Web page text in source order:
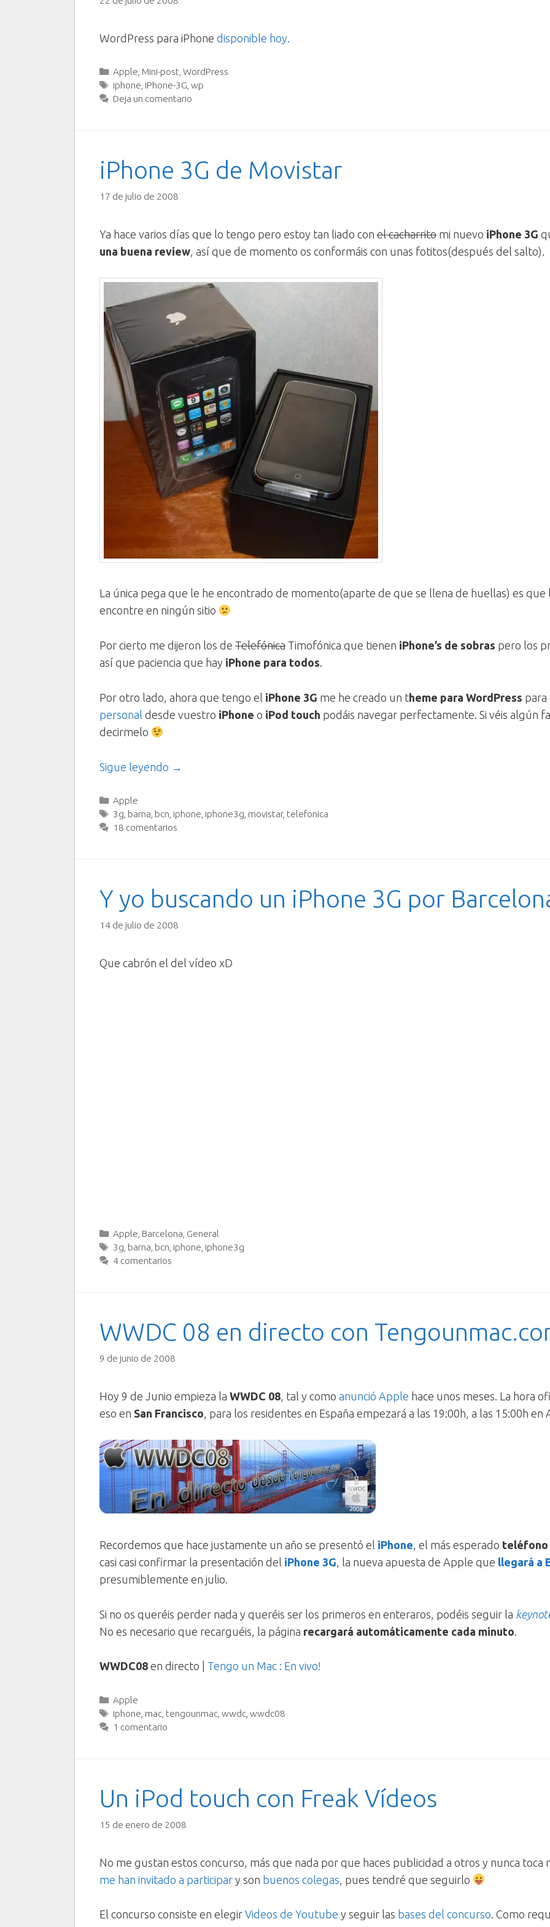
WordPress para iPhone disponible hoy.
Categorías
Apple Mini-post ,WordPress
Etiquetas
iphone iPhone-3G ,wp
Deja un comentario
iPhone 3G de Movistar
17 de julio de 2008
Ya hace varios días que lo tengo pero estoy tan liado con el cacharrito mi nuevo iPhone 3G
una buena review , así que de momento os conformáis con unas fotitos(después del salto).
La única pega que le he encontrado de momento(aparte de que se llena de huellas) es
encontre en ningún sitio
Por cierto me dijeron los de Telefónica Timofónica que tienen iPhone’s de sobras pero los
así que paciencia que hay iPhone para todos.
Por otro lado, ahora que tengo el iPhone 3G me he creado un theme para WordPress para
personal desde vuestro iPhone o iPod touch podáis navegar perfectamente. Si véis algún
decirmelo
Sigue leyendo →
Categorías
Apple
Etiquetas
3g, barna, bcn, iphone, iphone3g, movistar, telefonica
18 comentarios
Y yo buscando un iPhone 3G por
14 de julio de 2008
Que cabrón el del vídeo xD
Categorías
Apple, Barcelona, General
Etiquetas
3g, barna, bcn, iphone, iphone3g
4 comentarios
WWDC 08 en directo con
9 de junio de 2008
Hoy 9 de Junio empieza la WWDC 08, tal y como anunció Apple hace unos meses. La hora
eso en San Francisco, para los residentes en España empezará a las 19:00h, a las 15:00h
Recordemos que hace justamente un año se presentó el iPhone , el más esperado teléfono
casi casi confirmar la presentación del iPhone 3G , la nueva apuesta de Apple que llegará a
presumiblemente en julio.
Si no os queréis perder nada y queréis ser los primeros en enteraros, podéis seguir la
No es necesario que recarguéis, la página recargará automáticamente cada minuto
WWDC08 en directo | Tengo un Mac : En vivo!
Categorías
Apple
Etiquetas
iphone mac tengounmac ,wwdc ,wwdc08
1 comentario
Un iPod touch con Freak Vídeos
15 de enero de 2008
No me gustan estos concurso, más que nada por que haces publicidad a otros y nunca toca
me han invitado a participar y son buenos colegas , pues tendré que seguirlo
El concurso consiste en elegir Videos de Youtube y seguir las bases del concurso. Como